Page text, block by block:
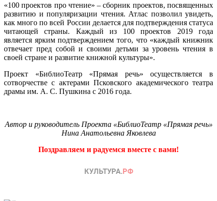
«100 проектов про чтение» – сборник проектов, посвященных
развитию и популяризации чтения. Атлас позволил увидеть,
как много по всей России делается для подтверждения статуса
читающей страны. Каждый из 100 проектов 2019 года
является ярким подтверждением того, что «каждый книжник
отвечает пред собой и своими детьми за уровень чтения в
своей стране и развитие книжной культуры».
Проект «БиблиоТеатр «Прямая речь» осуществляется в
сотворчестве с актерами Псковского академического театра
драмы им. А. С. Пушкина с 2016 года.
Автор и руководитель Проекта «БиблиоТеатр «Прямая речь»
Нина Анатольевна Яковлева
Поздравляем и радуемся вместе с вами!